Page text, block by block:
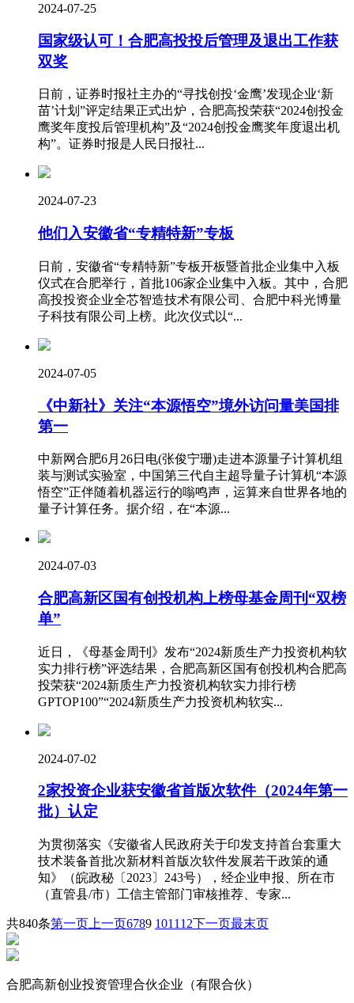
2024-07-25
国家级认可！合肥高投投后管理及退出工作获
双奖
日前，证券时报社主办的“寻找创投‘金鹰’发现企业‘新
苗’计划”评定结果正式出炉，合肥高投荣获“2024创投金
鹰奖年度投后管理机构”及“2024创投金鹰奖年度退出机
构”。证券时报是人民日报社...
2024-07-23
他们入安徽省“专精特新”专板
日前，安徽省“专精特新”专板开板暨首批企业集中入板
仪式在合肥举行，首批106家企业集中入板。其中，合肥
高投投资企业全芯智造技术有限公司、合肥中科光博量
子科技有限公司上榜。此次仪式以“...
2024-07-05
《中新社》关注“本源悟空”境外访问量美国排
第一
中新网合肥6月26日电(张俊宁珊)走进本源量子计算机组
装与测试实验室，中国第三代自主超导量子计算机“本源
悟空”正伴随着机器运行的嗡鸣声，运算来自世界各地的
量子计算任务。据介绍，在“本源...
2024-07-03
合肥高新区国有创投机构上榜母基金周刊“双榜
单”
近日，《母基金周刊》发布“2024新质生产力投资机构软
实力排行榜”评选结果，合肥高新区国有创投机构合肥高
投荣获“2024新质生产力投资机构软实力排行榜
GPTOP100”“2024新质生产力投资机构软实...
2024-07-02
2家投资企业获安徽省首版次软件（2024年第一
批）认定
为贯彻落实《安徽省人民政府关于印发支持首台套重大
技术装备首批次新材料首版次软件发展若干政策的通
知》（皖政秘〔2023〕243号），经企业申报、所在市
（直管县/市）工信主管部门审核推荐、专家...
共840条第一页 上一页6789 1011 12下一页最末页
合肥高新创业投资管理合伙企业（有限合伙）